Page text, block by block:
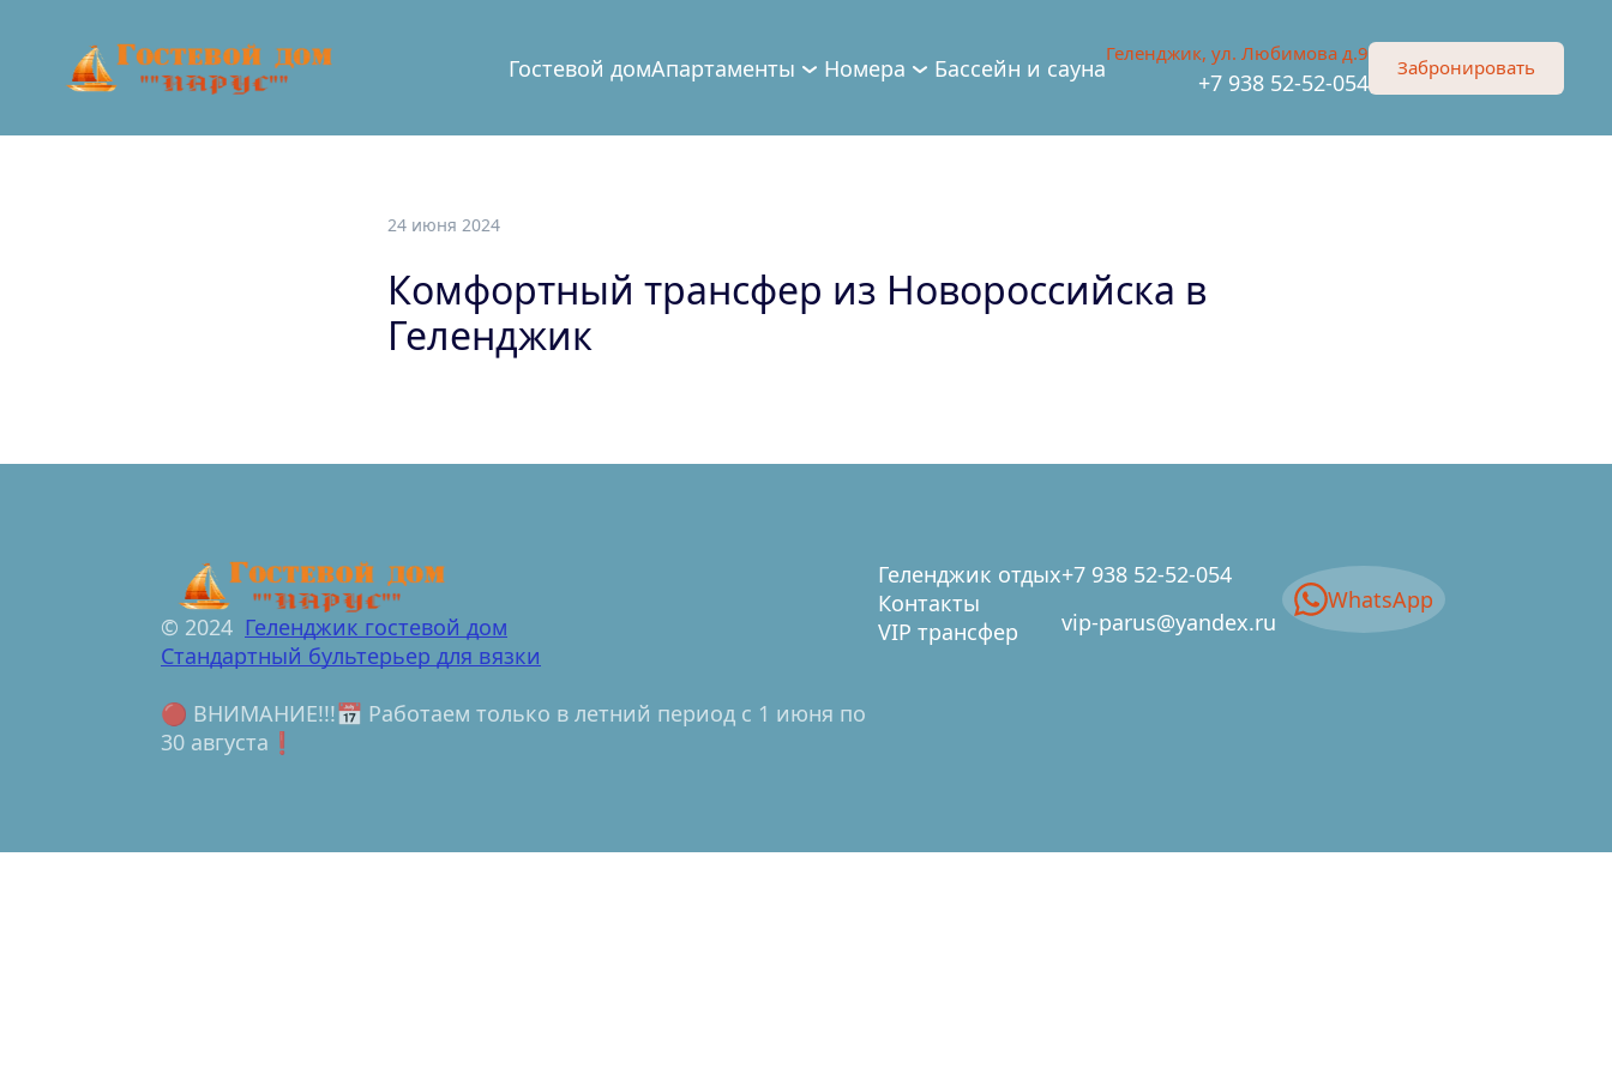
Гостевой домАпартаменты Номера Бассейн и сауна
Геленджик, ул. Любимова д.9
+7 938 52-52-054
Забронировать
24 июня 2024
Комфортный трансфер из Новороссийска в
Геленджик
WhatsApp
Геленджик отдых
Контакты
VIP трансфер
+7 938 52-52-054
vip-parus@yandex.ru
© 2024 Геленджик гостевой дом
Стандартный бультерьер для вязки
🔴 ВНИМАНИЕ!!!📅 Работаем только в летний период с 1 июня по
30 августа❗️